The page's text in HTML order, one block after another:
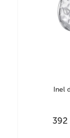
Inel
392